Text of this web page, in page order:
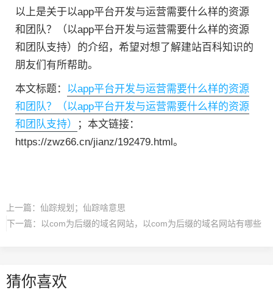
以上是关于以app平台开发与运营需要什么样的资源
和团队？（以app平台开发与运营需要什么样的资源
和团队支持）的介绍，希望对想了解建站百科知识的
朋友们有所帮助。
本文标题： 以app平台开发与运营需要什么样的资源
和团队？（以app平台开发与运营需要什么样的资源
和团队支持）
；本文链接：
https://zwz66.cn/jianz/192479.html。
上一篇： 仙踪规划；仙踪啥意思
下一篇： 以com为后缀的域名网站，以com为后缀的域名网站有哪些
猜你喜欢